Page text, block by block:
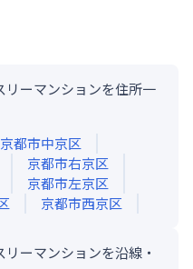
リーマンションを住所一
京都市中京区
京都市右京区
京都市左京区
京都市西京区
ーマンションを沿線・